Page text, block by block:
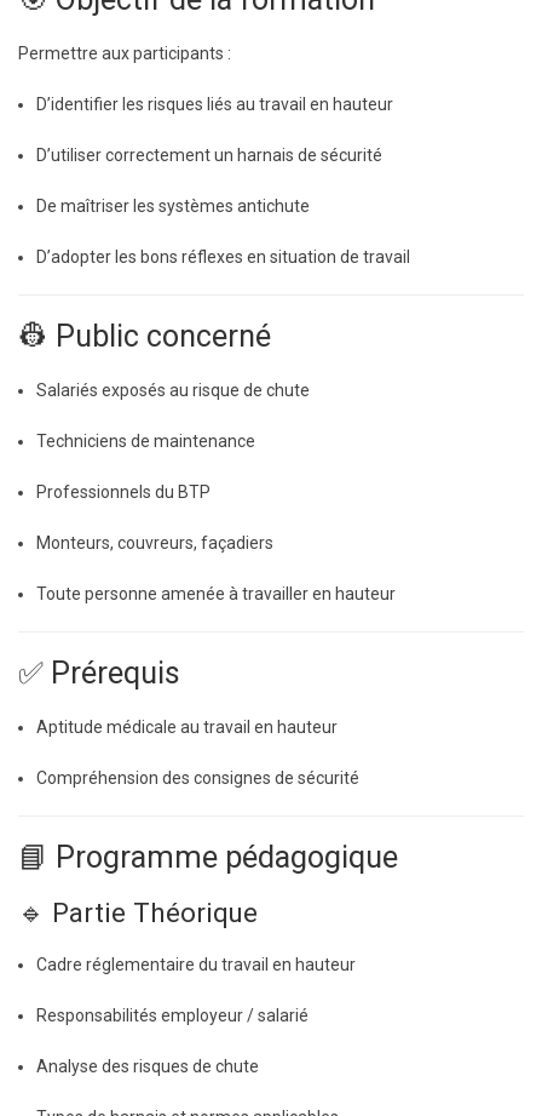
Permettre aux participants :
D’identifier les risques liés au travail en hauteur
D’utiliser correctement un harnais de sécurité
De maîtriser les systèmes antichute
D’adopter les bons réflexes en situation de travail
👷 Public concerné
Salariés exposés au risque de chute
Techniciens de maintenance
Professionnels du BTP
Monteurs, couvreurs, façadiers
Toute personne amenée à travailler en hauteur
✅ Prérequis
Aptitude médicale au travail en hauteur
Compréhension des consignes de sécurité
📘 Programme pédagogique
🔹 Partie Théorique
Cadre réglementaire du travail en hauteur
Responsabilités employeur / salarié
Analyse des risques de chute